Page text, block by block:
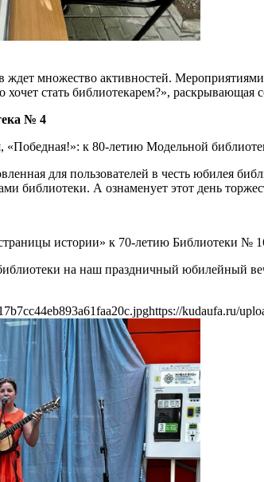
ждет множество активностей.
хочет стать библиотекарем?», раскрывающая
№ 4
«Победная!»: к 80-летию Модельной
для пользователей в честь юбилея
библиотеки. А ознаменует этот день
истории» к 70-летию Библиотеки №
на наш праздничный юбилейный
https://kudaufa.ru/